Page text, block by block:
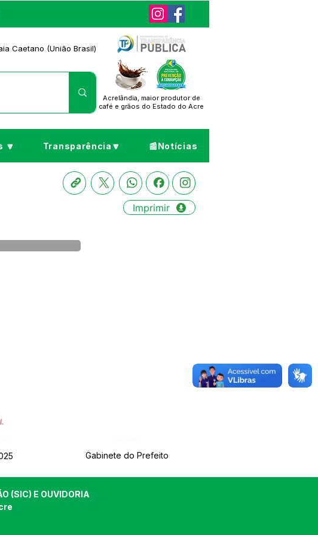
Caetano (União Brasil)
Acrelândia, maior produtor de
café e grãos do Estado do Acre
🔽 Transparência🔽 📰Notícias
Imprimir
Gabinete do Prefeito
(SIC) E OUVIDORIA